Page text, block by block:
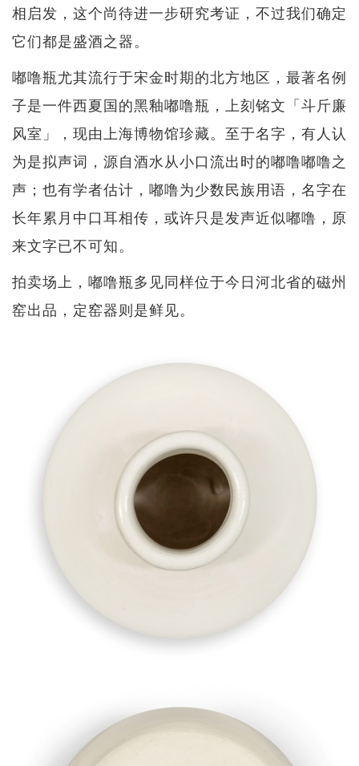
相启发，这个尚待进一步研究考证，不过我们确定
它们都是盛酒之器。
嘟噜瓶尤其流行于宋金时期的北方地区，最著名例
子是一件西夏国的黑釉嘟噜瓶，上刻铭文「斗斤廉
风室」，现由上海博物馆珍藏。至于名字，有人认
为是拟声词，源自酒水从小口流出时的嘟噜嘟噜之
声；也有学者估计，嘟噜为少数民族用语，名字在
长年累月中口耳相传，或许只是发声近似嘟噜，原
来文字已不可知。
拍卖场上，嘟噜瓶多见同样位于今日河北省的磁州
窑出品，定窑器则是鲜见。